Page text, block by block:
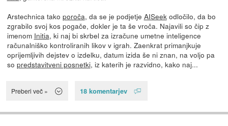
Arstechnica tako poroča, da se je podjetje AISeek odločilo, da bo
zgrabilo svoj kos pogače, dokler je ta še vroča. Najavili so čip z
imenom Initia, ki naj bi skrbel za izračune umetne inteligence
računalniško kontroliranih likov v igrah. Zaenkrat primanjkuje
oprijemljivih dejstev o izdelku, datum izida še ni znan, na voljo pa
so predstavitveni posnetki, iz katerih je razvidno, kako naj...
Preberi več » 18 komentarjev